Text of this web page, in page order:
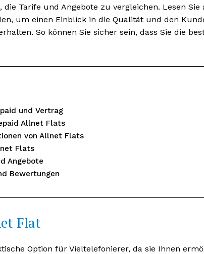
Erhalte unseren
Newsletter
Tarife und Angebote zu vergleichen. Lesen
um einen Einblick in die Qualität und den
So können Sie sicher sein, dass Sie die
und Vertrag
Allnet Flats
von Allnet Flats
Flats
Angebote
Bewertungen
Flat
Option für Vieltelefonierer, da sie Ihnen